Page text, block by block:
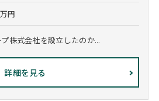
円
株式会社を設立したのか...
詳細を見る